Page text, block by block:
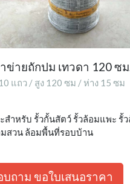
ข่ายถักปม เทวดา 120 ซ
แถว / สูง 120 ซม / ห่าง 15 ซม
สำหรับ รั้วกั้นสัตว์ รั้วล้อมแพะ รั้
มสวน ล้อมพื้นที่รอบบ้าน
บถาม ขอใบเสนอราคา